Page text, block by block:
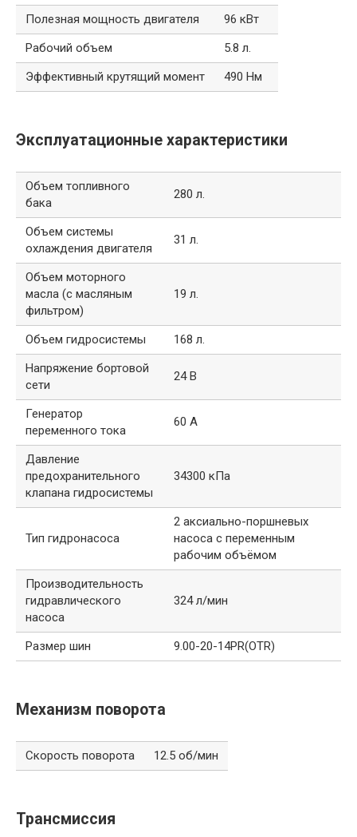
Полезная мощность двигателя
96 кВт
Рабочий объем
5.8 л.
Эффективный крутящий момент
490 Нм
Эксплуатационные характеристики
Объем топливного
бака
280 л.
Объем системы
охлаждения двигателя
31 л.
Объем моторного
масла (с масляным
фильтром)
19 л.
Объем гидросистемы
168 л.
Напряжение бортовой
сети
24 В
Генератор
переменного тока
60 А
Давление
предохранительного
клапана гидросистемы
34300 кПа
Тип гидронасоса
2 аксиально-поршневых
насоса с переменным
рабочим объёмом
Производительность
гидравлического
насоса
324 л/мин
Размер шин 9.00-20-14PR(OTR)
Механизм поворота
Скорость поворота 12.5 об/мин
Трансмиссия